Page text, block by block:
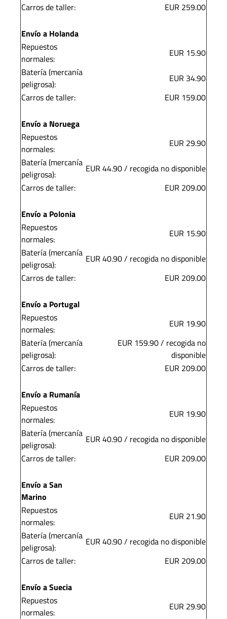
Carros de taller: EUR 259.00
Envío a Holanda
Repuestos
normales:
EUR 15.90
Batería (mercanía
peligrosa):
EUR 34.90
Carros de taller:
EUR 159.00
Envío a Noruega
Repuestos
normales:
EUR 29.90
Batería (mercanía
peligrosa):
EUR 44.90 / recogida no disponible
Carros de taller:
EUR 209.00
Envío a Polonia
Repuestos
normales:
EUR 15.90
Batería (mercanía
peligrosa):
EUR 40.90 / recogida no disponible
Carros de taller:
EUR 209.00
Envío a Portugal
Repuestos
normales:
EUR 19.90
Batería (mercanía
peligrosa):
EUR 159.90 / recogida no
disponible
Carros de taller:
EUR 209.00
Envío a Rumanía
Repuestos
normales:
EUR 19.90
Batería (mercanía
peligrosa):
EUR 40.90 / recogida no disponible
Carros de taller:
EUR 209.00
Envío a San
Marino
Repuestos
normales:
EUR 21.90
Batería (mercanía
peligrosa):
EUR 40.90 / recogida no disponible
Carros de taller:
EUR 209.00
Envío a Suecia
Repuestos
normales:
EUR 29.90